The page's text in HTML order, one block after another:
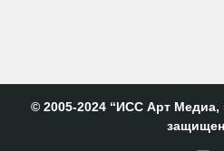
© 2005-2024 “ИСС Арт Медиа,